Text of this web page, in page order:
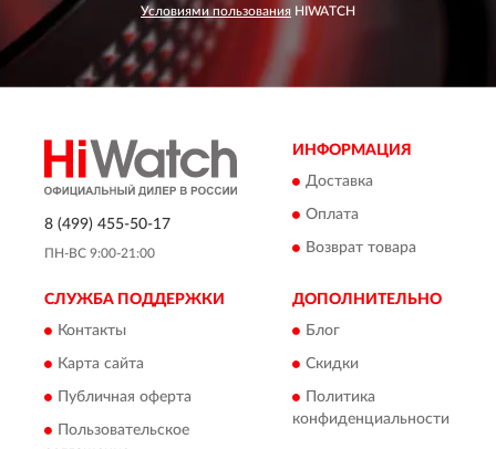
Условиями пользования HIWATCH
8 (499) 455-50-17
ПН-ВС 9:00-21:00
ИНФОРМАЦИЯ
Доставка
Оплата
Возврат товара
СЛУЖБА ПОДДЕРЖКИ
Контакты
Карта сайта
Публичная оферта
Пользовательское
ДОПОЛНИТЕЛЬНО
Блог
Скидки
Политика
конфиденциальности